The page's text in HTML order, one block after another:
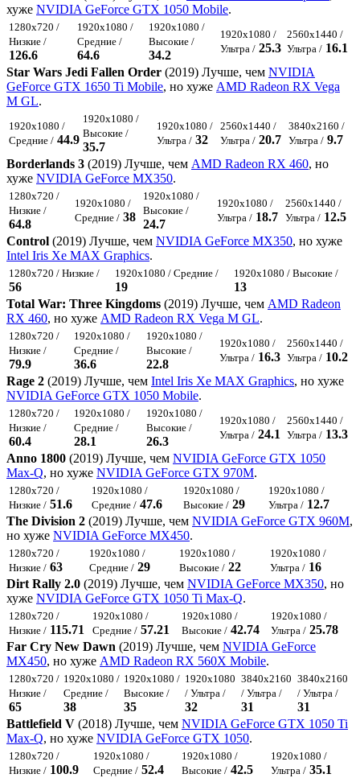
хуже NVIDIA GeForce GTX 1050 Mobile.
1280x720 /
Низкие /
126.6
1920x1080 /
Средние /
64.6
1920x1080 /
Высокие /
34.2
1920x1080 /
Ультра / 25.3
2560x1440 /
Ультра / 16.1
Star Wars Jedi Fallen Order (2019) Лучше, чем NVIDIA
GeForce GTX 1650 Ti Mobile, но хуже AMD Radeon RX Vega
M GL.
1920x1080 /
Средние / 44.9
1920x1080 /
Высокие /
35.7
1920x1080 /
Ультра / 32
2560x1440 /
Ультра / 20.7
3840x2160 /
Ультра / 9.7
Borderlands 3 (2019) Лучше, чем AMD Radeon RX 460, но
хуже NVIDIA GeForce MX350.
1280x720 /
Низкие /
64.8
1920x1080 /
Средние / 38
1920x1080 /
Высокие /
24.7
1920x1080 /
Ультра / 18.7
2560x1440 /
Ультра / 12.5
Control (2019) Лучше, чем NVIDIA GeForce MX350, но хуже
Intel Iris Xe MAX Graphics.
1280x720 / Низкие /
56
1920x1080 / Средние /
19
1920x1080 / Высокие /
13
Total War: Three Kingdoms (2019) Лучше, чем AMD Radeon
RX 460, но хуже AMD Radeon RX Vega M GL.
1280x720 /
Низкие /
79.9
1920x1080 /
Средние /
36.6
1920x1080 /
Высокие /
22.8
1920x1080 /
Ультра / 16.3
2560x1440 /
Ультра / 10.2
Rage 2 (2019) Лучше, чем Intel Iris Xe MAX Graphics, но хуже
NVIDIA GeForce GTX 1050 Mobile.
1280x720 /
Низкие /
60.4
1920x1080 /
Средние /
28.1
1920x1080 /
Высокие /
26.3
1920x1080 /
Ультра / 24.1
2560x1440 /
Ультра / 13.3
Anno 1800 (2019) Лучше, чем NVIDIA GeForce GTX 1050
Max-Q, но хуже NVIDIA GeForce GTX 970M.
1280x720 /
Низкие / 51.6
1920x1080 /
Средние / 47.6
1920x1080 /
Высокие / 29
1920x1080 /
Ультра / 12.7
The Division 2 (2019) Лучше, чем NVIDIA GeForce GTX 960M,
но хуже NVIDIA GeForce MX450.
1280x720 /
Низкие / 63
1920x1080 /
Средние / 29
1920x1080 /
Высокие / 22
1920x1080 /
Ультра / 16
Dirt Rally 2.0 (2019) Лучше, чем NVIDIA GeForce MX350, но
хуже NVIDIA GeForce GTX 1050 Ti Max-Q.
1280x720 /
Низкие / 115.71
1920x1080 /
Средние / 57.21
1920x1080 /
Высокие / 42.74
1920x1080 /
Ультра / 25.78
Far Cry New Dawn (2019) Лучше, чем NVIDIA GeForce
MX450, но хуже AMD Radeon RX 560X Mobile.
1280x720 /
Низкие /
65
1920x1080 /
Средние /
38
1920x1080 /
Высокие /
35
1920x1080
/ Ультра /
32
3840x2160
/ Ультра /
31
3840x2160
/ Ультра /
31
Battlefield V (2018) Лучше, чем NVIDIA GeForce GTX 1050 Ti
Max-Q, но хуже NVIDIA GeForce GTX 1050.
1280x720 /
Низкие / 100.9
1920x1080 /
Средние / 52.4
1920x1080 /
Высокие / 42.5
1920x1080 /
Ультра / 35.1